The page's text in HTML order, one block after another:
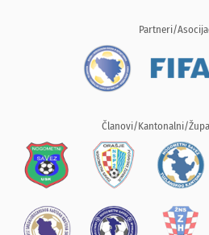
Partneri/
Članovi/Kantonalni/